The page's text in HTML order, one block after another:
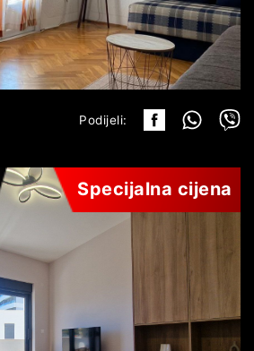
DETALJI
Podijeli:
Specijalna cijena